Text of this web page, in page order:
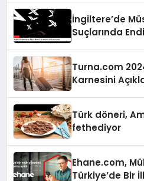
İngiltere’de
Suçlarında
Turna.com
Karnesini
Türk döneri,
fethediyor
Ehane.com,
Türkiye’de Bir